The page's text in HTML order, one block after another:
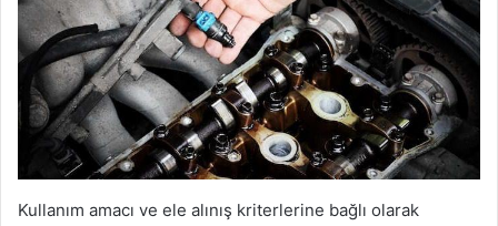
Kullanım amacı ve ele alınış kriterlerine bağlı olarak